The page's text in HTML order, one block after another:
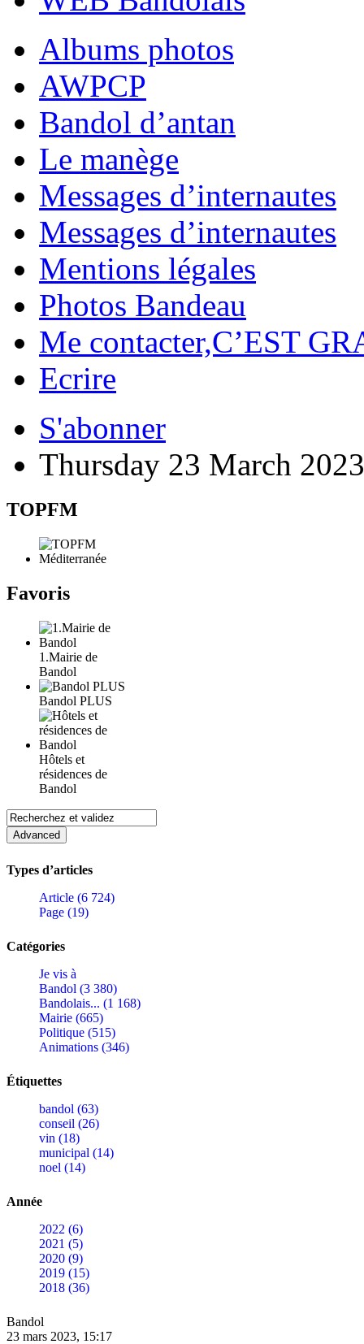
Albums photos
AWPCP
Bandol d’antan
Le manège
Messages d’internautes
Messages d’internautes
Mentions légales
Photos Bandeau
Me contacter,C’EST
Ecrire
S'abonner
Thursday 23 March 2023
TOPFM
Favoris
1.Mairie de
Bandol
Bandol PLUS
Hôtels et
résidences de
Bandol
Types d’articles
Article (6 724)
Page (19)
Catégories
Je vis à
Bandol (3 380)
Bandolais... (1 168)
Mairie (665)
Politique (515)
Animations (346)
Étiquettes
bandol (63)
conseil (26)
vin (18)
municipal (14)
noel (14)
Année
2022 (6)
2021 (5)
2020 (9)
2019 (15)
2018 (36)
Bandol
23 mars 2023, 15:17